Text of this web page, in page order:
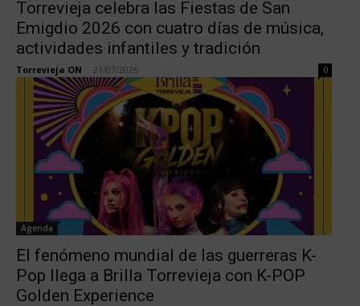
Torrevieja celebra las Fiestas de San
Emigdio 2026 con cuatro días de música,
actividades infantiles y tradición
Torrevieja ON 21/07/2026 0
Agenda
El fenómeno mundial de las guerreras K-
Pop llega a Brilla Torrevieja con K-POP
Golden Experience